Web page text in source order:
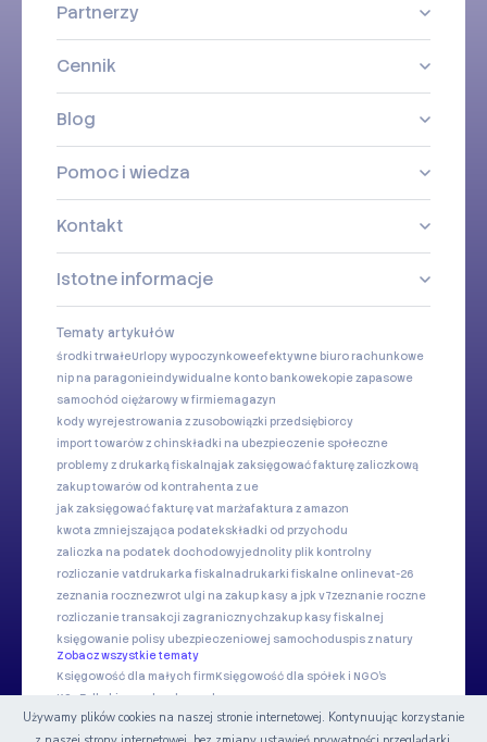
Partnerzy
Cennik
Blog
Pomoc i wiedza
Kontakt
Istotne informacje
Tematy artykułów
środki trwałeUrlopy wypoczynkoweefektywne biuro rachunkowe
nip na paragonieindywidualne konto bankowekopie zapasowe
samochód ciężarowy w firmiemagazyn
kody wyrejestrowania z zusobowiązki przedsiębiorcy
import towarów z chinskładki na ubezpieczenie społeczne
problemy z drukarką fiskalnąjak zaksięgować fakturę zaliczkową
zakup towarów od kontrahenta z ue
jak zaksięgować fakturę vat marżafaktura z amazon
kwota zmniejszająca podatekskładki od przychodu
zaliczka na podatek dochodowyjednolity plik kontrolny
rozliczanie vatdrukarka fiskalnadrukarki fiskalne onlinevat-26
zeznania rocznezwrot ulgi na zakup kasy a jpk v7zeznanie roczne
rozliczanie transakcji zagranicznychzakup kasy fiskalnej
księgowanie polisy ubezpieczeniowej samochoduspis z natury
Zobacz wszystkie tematy
Księgowość dla małych firmKsięgowość dla spółek i NGO's
KSeF dla biur rachunkowych
Używamy plików cookies na naszej stronie internetowej. Kontynuując korzystanie